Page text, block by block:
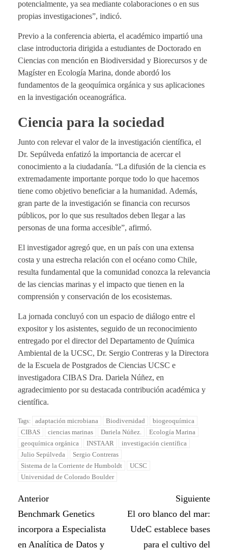
potencialmente, ya sea mediante colaboraciones o en sus
propias investigaciones”, indicó.
Previo a la conferencia abierta, el académico impartió una
clase introductoria dirigida a estudiantes de Doctorado en
Ciencias con mención en Biodiversidad y Biorecursos y de
Magíster en Ecología Marina, donde abordó los
fundamentos de la geoquímica orgánica y sus aplicaciones
en la investigación oceanográfica.
Ciencia para la sociedad
Junto con relevar el valor de la investigación científica, el
Dr. Sepúlveda enfatizó la importancia de acercar el
conocimiento a la ciudadanía. “La difusión de la ciencia es
extremadamente importante porque todo lo que hacemos
tiene como objetivo beneficiar a la humanidad. Además,
gran parte de la investigación se financia con recursos
públicos, por lo que sus resultados deben llegar a las
personas de una forma accesible”, afirmó.
El investigador agregó que, en un país con una extensa
costa y una estrecha relación con el océano como Chile,
resulta fundamental que la comunidad conozca la relevancia
de las ciencias marinas y el impacto que tienen en la
comprensión y conservación de los ecosistemas.
La jornada concluyó con un espacio de diálogo entre el
expositor y los asistentes, seguido de un reconocimiento
entregado por el director del Departamento de Química
Ambiental de la UCSC, Dr. Sergio Contreras y la Directora
de la Escuela de Postgrados de Ciencias UCSC e
investigadora CIBAS Dra. Dariela Núñez, en
agradecimiento por su destacada contribución académica y
científica.
Tags: adaptación microbiana Biodiversidad
biogeoquímica
CIBAS
ciencias marinas Dariela Núñez.
Ecología Marina
geoquímica orgánica
INSTAAR
investigación científica
Julio Sepúlveda
Sergio Contreras
Sistema de la Corriente de Humboldt
UCSC
Universidad de Colorado Boulder
Anterior
Benchmark Genetics
incorpora a Especialista
en Analítica de Datos y
Siguiente
El oro blanco del mar:
UdeC establece bases
para el cultivo del